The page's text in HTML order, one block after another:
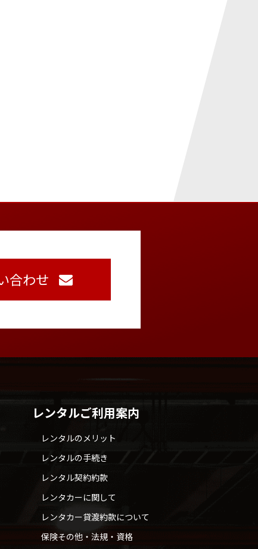
合わせ
レンタルご利用案内
レンタルのメリット
レンタルの手続き
レンタル契約約款
レンタカーに関して
レンタカー貸渡約款について
保険その他・法規・資格